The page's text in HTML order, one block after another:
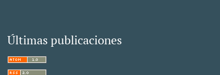
Últimas publicaciones